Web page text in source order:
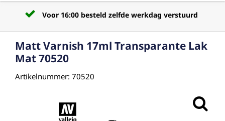
Voor 16:00 besteld zelfde werkdag verstuurd
Matt Varnish 17ml Transparante Lak
Mat 70520
Artikelnummer: 70520